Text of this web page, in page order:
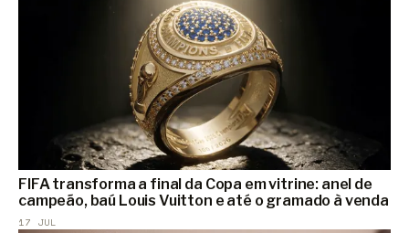
FIFA transforma a final da Copa em vitrine: anel de
campeão, baú Louis Vuitton e até o gramado à venda
17 JUL